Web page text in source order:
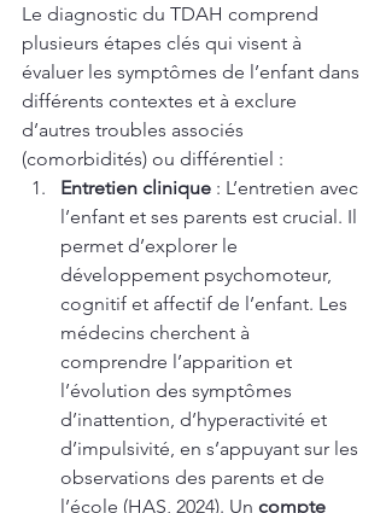
Le diagnostic du TDAH comprend
plusieurs étapes clés qui visent à
évaluer les symptômes de l’enfant dans
différents contextes et à exclure
d’autres troubles associés
(comorbidités) ou différentiel :
Entretien clinique : L’entretien avec
l’enfant et ses parents est crucial. Il
permet d’explorer le
développement psychomoteur,
cognitif et affectif de l’enfant. Les
médecins cherchent à
comprendre l’apparition et
l’évolution des symptômes
d’inattention, d’hyperactivité et
d’impulsivité, en s’appuyant sur les
observations des parents et de
l’école (HAS, 2024). Un compte